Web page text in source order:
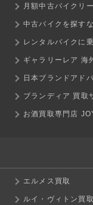
月額中古バイクリ
中古バイクを探す
レンタルバイクに
ギャラリーレア 海
日本ブランドアド
ブランディア 買取
お酒買取専門店
エルメス買取
ルイ・ヴィトン買取